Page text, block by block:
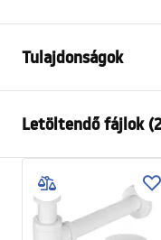
Tulajdonságok
Anyag
Szín
Kivitel
Hosszúság
Letöltendő fájlok
Telepítési
Basin.pdf